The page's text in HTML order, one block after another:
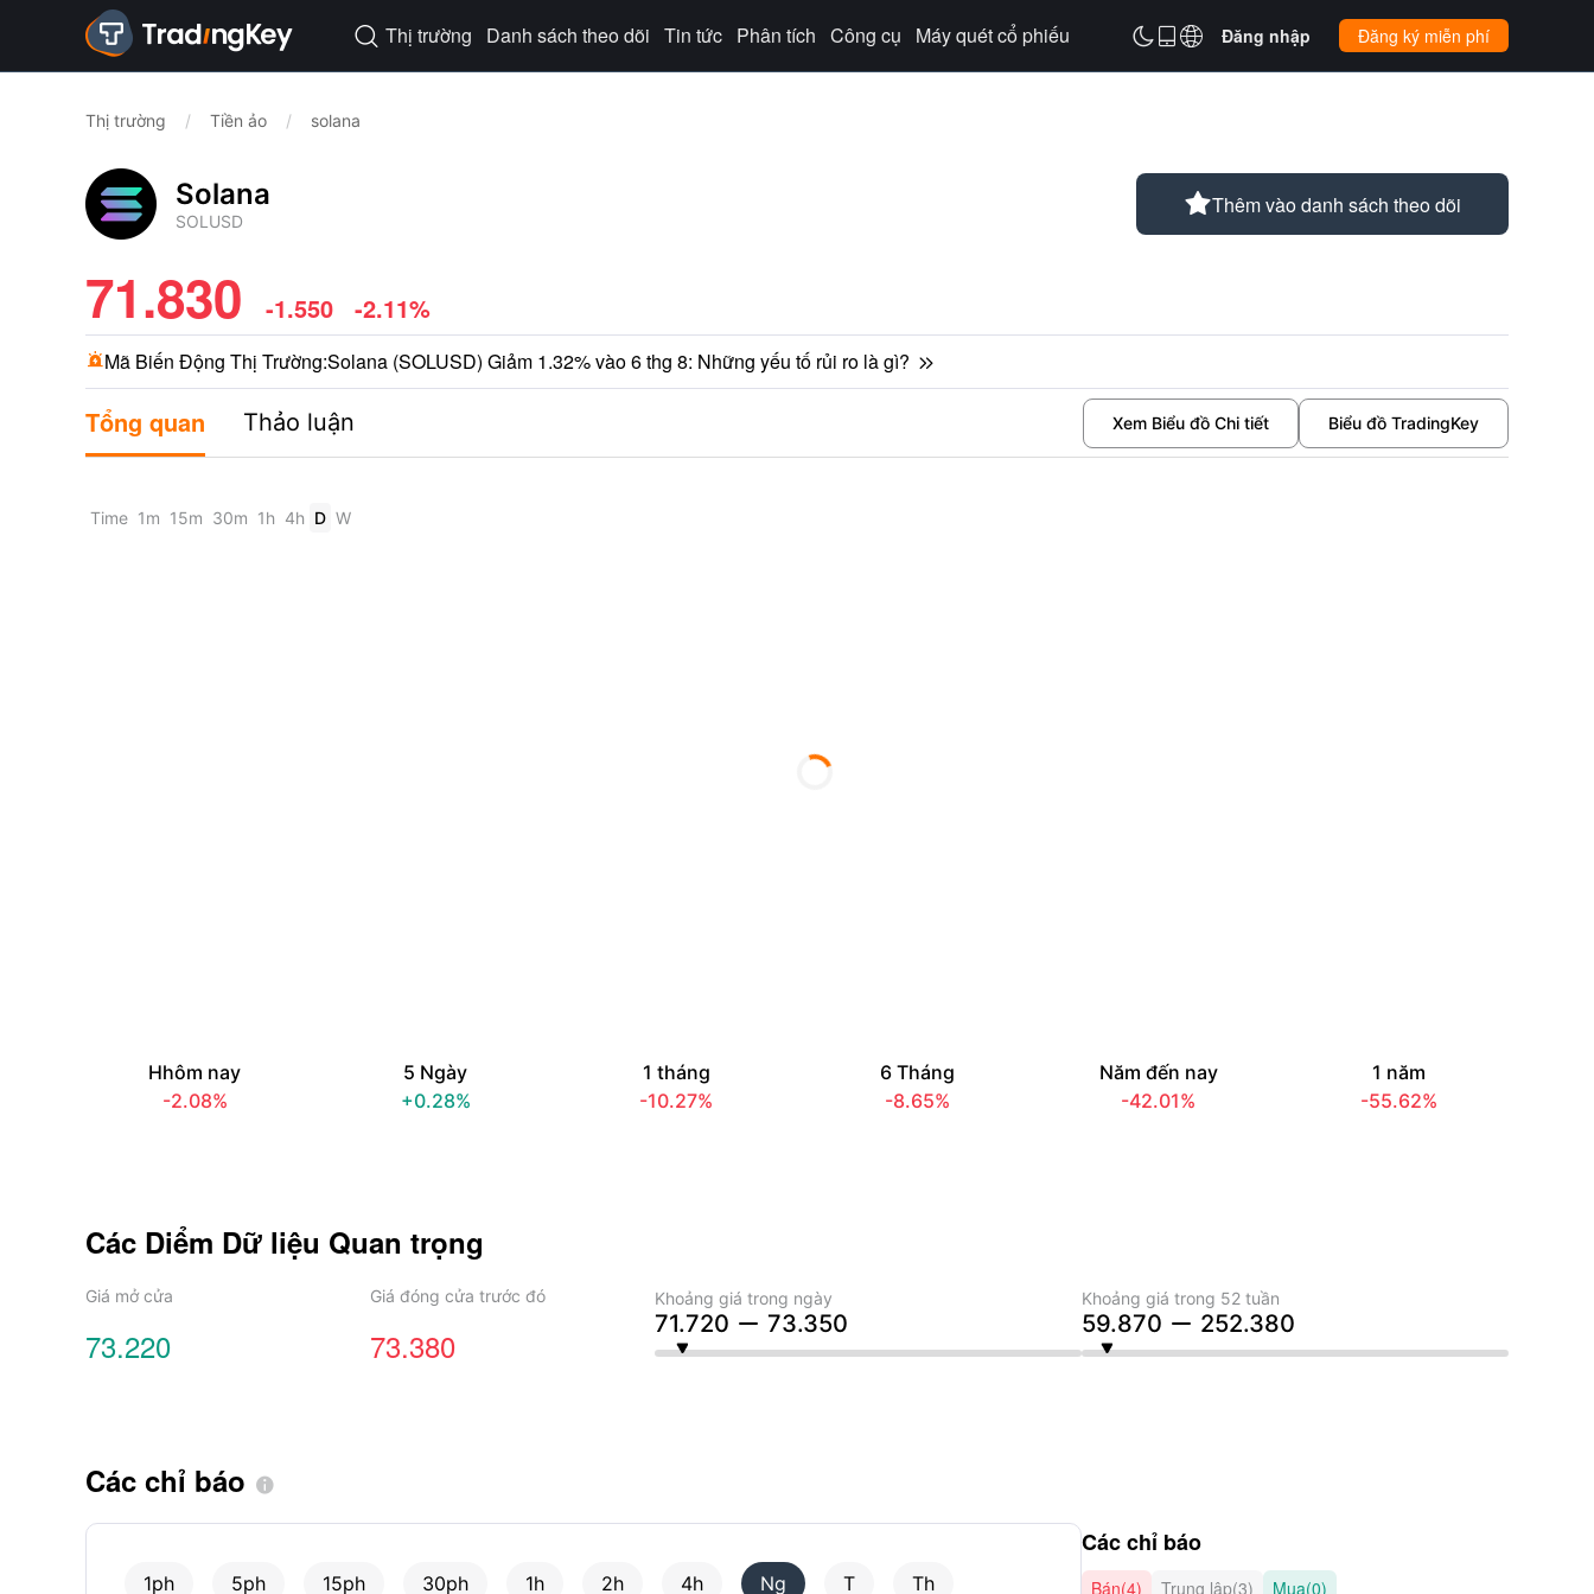
 Thị trường Danh sách theo dõi Tin tức Phân tích Công cụ Máy quét cổ phiếu  Đăng nhập Đăng ký miễn phí
Thị trường / Tiền ảo / solana
Solana
SOLUSD
Thêm vào danh sách theo dõi
71.830 -1.550 -2.11%
Mã Biến Động Thị Trường:Solana (SOLUSD) Giảm 1.32% vào 6 thg 8: Những yếu tố rủi ro là gì? 
Tổng quan Thảo luận Xem Biểu đồ Chi tiết Biểu đồ TradingKey
Time 1m 15m 30m 1h 4h D W
Hhôm nay
-2.08%
5 Ngày
+0.28%
1 tháng
-10.27%
6 Tháng
-8.65%
Năm đến nay
-42.01%
1 năm
-55.62%
Các Diểm Dữ liệu Quan trọng
Giá mở cửa
73.220
Giá đóng cửa trước đó
73.380
Khoảng giá trong ngày
71.720 73.350
Khoảng giá trong 52 tuần
59.870 252.380
Các chỉ báo 
1ph 5ph 15ph 30ph 1h 2h 4h Ng T Th
Các chỉ báo
Bán(4) Trung lập(3) Mua(0)